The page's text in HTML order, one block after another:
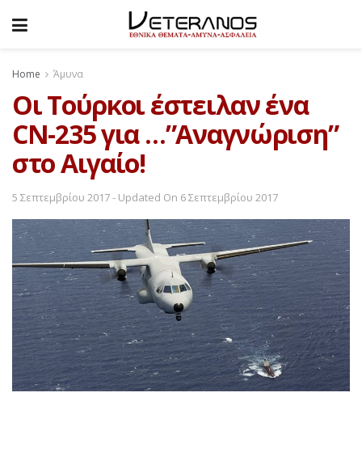
Home Άμυνα
Οι Τούρκοι έστειλαν ένα
CN-235 για …”Αναγνώριση”
στο Αιγαίο!
5 Σεπτεμβρίου 2017 - Updated On 6 Σεπτεμβρίου 2017